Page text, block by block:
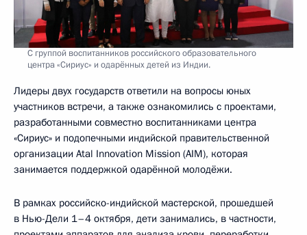
С группой воспитанников российского образовательного
центра «Сириус» и одарённых детей из Индии.
Лидеры двух государств ответили на вопросы юных
участников встречи, а также ознакомились с проектами,
разработанными совместно воспитанниками центра
«Сириус» и подопечными индийской правительственной
организации Atal Innovation Mission (AIM), которая
занимается поддержкой одарённой молодёжи.
В рамках российско-индийской мастерской, прошедшей
в Нью-Дели 1–4 октября, дети занимались, в частности,